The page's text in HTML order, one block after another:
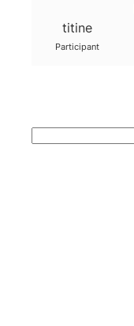
titine
Participant